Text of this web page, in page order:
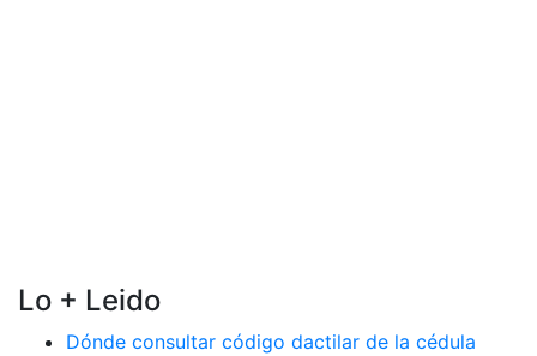
Lo + Leido
Dónde consultar código dactilar de la cédula